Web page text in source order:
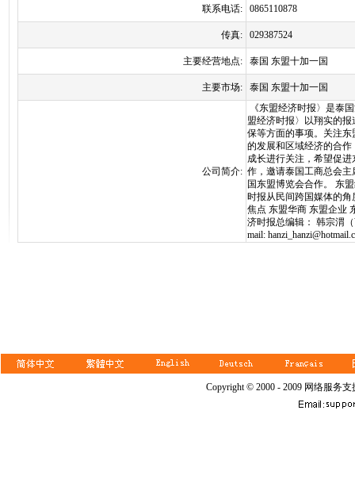
联系电话: 0865110878
传真: 029387524
主要经营地点: 泰国 东盟十加一国
主要市场: 泰国 东盟十加一国
公司简介:
《东盟经济时报〉是泰
盟经济时报〉以翔实的
保等方面的事项。关注
的发展和区域经济的合
成长进行关注，希望促
作，邀请泰国工商总会
国东盟博览会合作。 东
时报从民间跨国媒体的
焦点 东盟华商 东盟企业
济时报总编辑： 韩宗渭（
mail:
Copyright © 2000 - 2009 网络服务